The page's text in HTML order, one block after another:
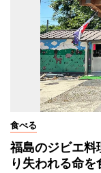
食べる
福島のジビエ
り失われる命を